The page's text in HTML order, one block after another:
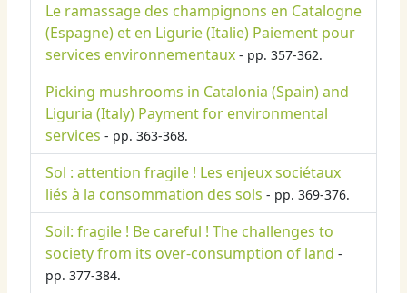
Le ramassage des champignons en Catalogne
(Espagne) et en Ligurie (Italie) Paiement pour
services environnementaux - pp. 357-362.
Picking mushrooms in Catalonia (Spain) and
Liguria (Italy) Payment for environmental
services - pp. 363-368.
Sol : attention fragile ! Les enjeux sociétaux
liés à la consommation des sols - pp. 369-376.
Soil: fragile ! Be careful ! The challenges to
society from its over-consumption of land -
pp. 377-384.